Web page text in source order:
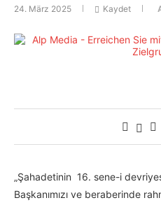
24. März 2025 Kaydet
„Şahadetinin 16. sene-i
Başkanımızı ve beraberinde